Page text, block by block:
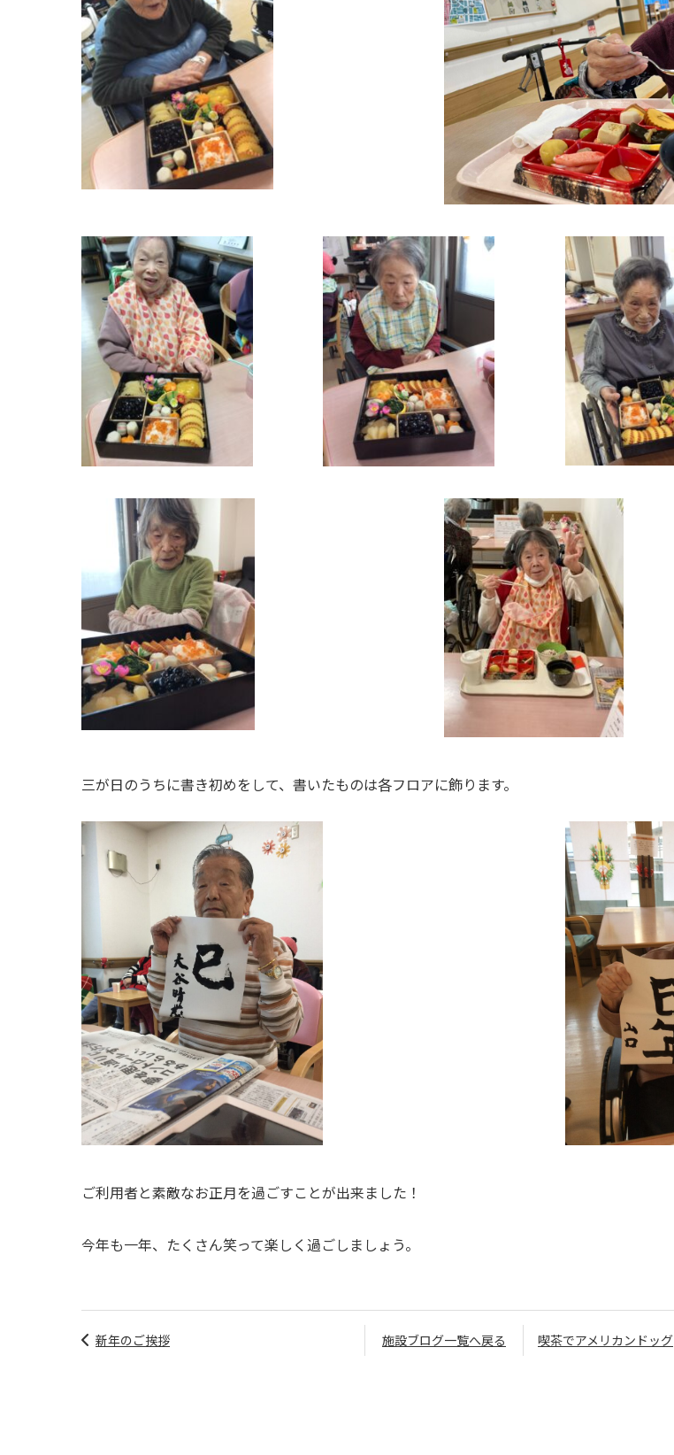
三が日のうちに書き初めをして、書いたものは各フロアに飾ります。
ご利用者と素敵なお正月を過ごすことが出来ました！
今年も一年、たくさん笑って楽しく過ごしましょう。
新年のご挨拶 施設ブログ一覧へ戻る 喫茶でアメリカンドッグ